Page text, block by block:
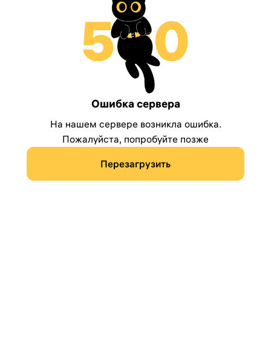
Ошибка сервера
На нашем сервере возникла ошибка.
Пожалуйста, попробуйте позже
Перезагрузить